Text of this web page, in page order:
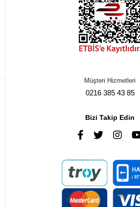
Müşteri Hizmetleri
0216 385 43 85
Bizi Takip Edin